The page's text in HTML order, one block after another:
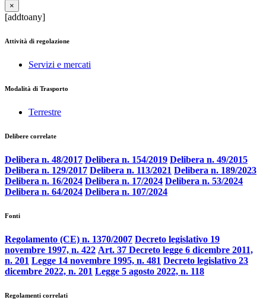
×
[addtoany]
Attività di regolazione
Servizi e mercati
Modalità di Trasporto
Terrestre
Delibere correlate
Delibera n. 48/2017 Delibera n. 154/2019 Delibera n. 49/2015
Delibera n. 129/2017 Delibera n. 113/2021 Delibera n. 189/2023
Delibera n. 16/2024 Delibera n. 17/2024 Delibera n. 53/2024
Delibera n. 64/2024 Delibera n. 107/2024
Fonti
Regolamento (CE) n. 1370/2007 Decreto legislativo 19
novembre 1997, n. 422 Art. 37 Decreto legge 6 dicembre 2011,
n. 201 Legge 14 novembre 1995, n. 481 Decreto legislativo 23
dicembre 2022, n. 201 Legge 5 agosto 2022, n. 118
Regolamenti correlati